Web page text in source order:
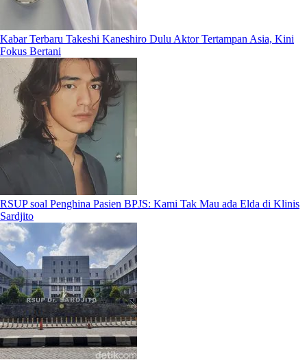
Kabar Terbaru Takeshi Kaneshiro Dulu Aktor Tertampan Asia, Kini
Fokus Bertani
RSUP soal Penghina Pasien BPJS: Kami Tak Mau ada Elda di Klinis
Sardjito